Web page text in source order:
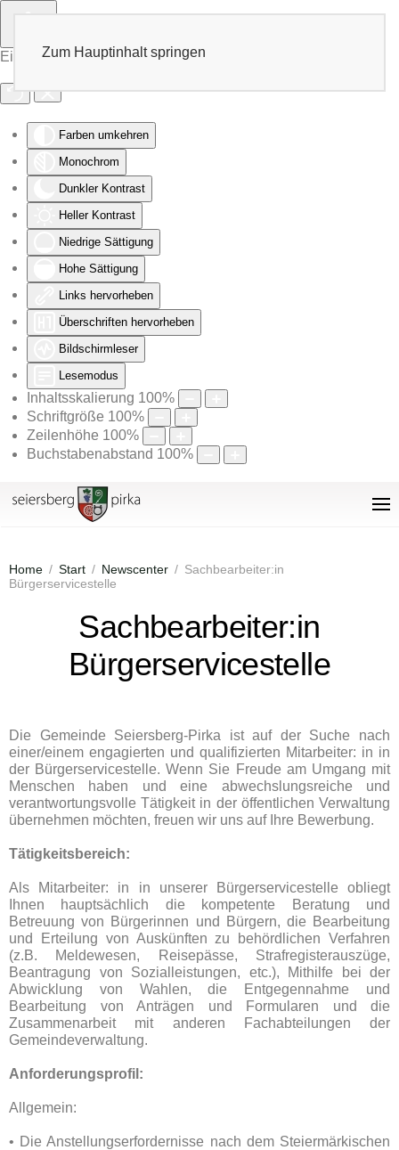
Eingabehilfen öffnen
Farben umkehren
Monochrom
Dunkler Kontrast
Heller Kontrast
Niedrige Sättigung
Hohe Sättigung
Links hervorheben
Überschriften hervorheben
Bildschirmleser
Lesemodus
Inhaltsskalierung 100%
Schriftgröße 100%
Zeilenhöhe 100%
Buchstabenabstand 100%
Zum Hauptinhalt springen
Home Start Newscenter
Sachbearbeiter:in
Bürgerservicestelle
Sachbearbeiter:in
Bürgerservicestelle
Die Gemeinde Seiersberg-Pirka ist auf der Suche nach
einer/einem engagierten und qualifizierten Mitarbeiter: in in
der Bürgerservicestelle. Wenn Sie Freude am Umgang mit
Menschen haben und eine abwechslungsreiche und
verantwortungsvolle Tätigkeit in der öffentlichen Verwaltung
übernehmen möchten, freuen wir uns auf Ihre Bewerbung.
Tätigkeitsbereich:
Als Mitarbeiter: in in unserer Bürgerservicestelle obliegt
Ihnen hauptsächlich die kompetente Beratung und
Betreuung von Bürgerinnen und Bürgern, die Bearbeitung
und Erteilung von Auskünften zu behördlichen Verfahren
(z.B. Meldewesen, Reisepässe, Strafregisterauszüge,
Beantragung von Sozialleistungen, etc.), Mithilfe bei der
Abwicklung von Wahlen, die Entgegennahme und
Bearbeitung von Anträgen und Formularen und die
Zusammenarbeit mit anderen Fachabteilungen der
Gemeindeverwaltung.
Anforderungsprofil:
Allgemein:
• Die Anstellungserfordernisse nach dem Steiermärkischen